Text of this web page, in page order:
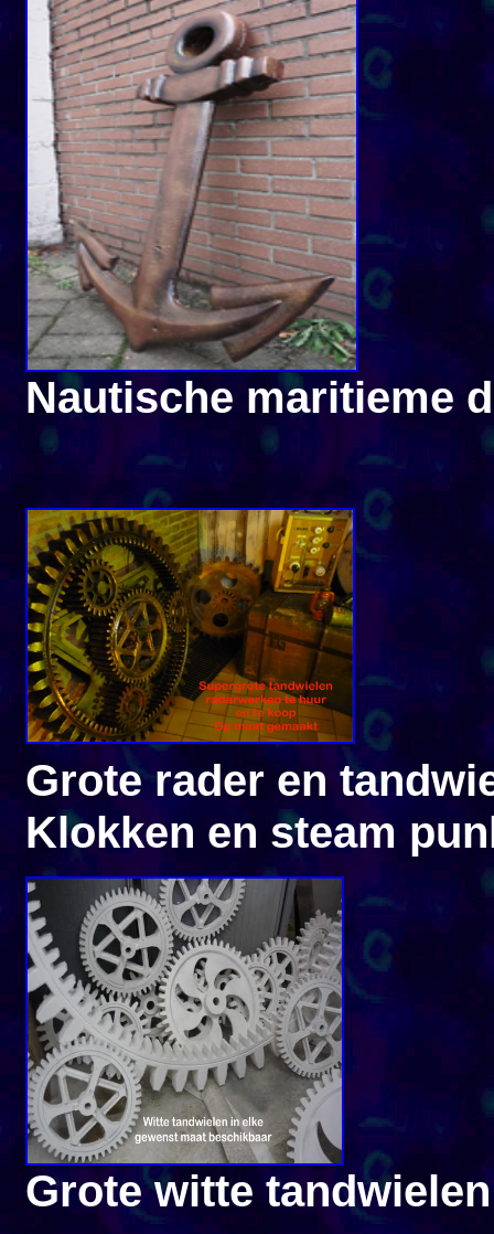
Nautische maritieme
Grote rader en
Klokken en steam
Grote witte tandwielen